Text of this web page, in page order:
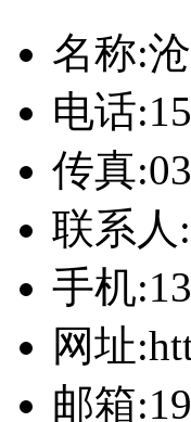
名称:
电话
传真
联系人
手机
网址
邮箱